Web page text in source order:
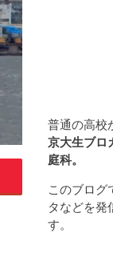
普通の高校
京大生ブロ
庭科。
このブログ
タなどを発
す。